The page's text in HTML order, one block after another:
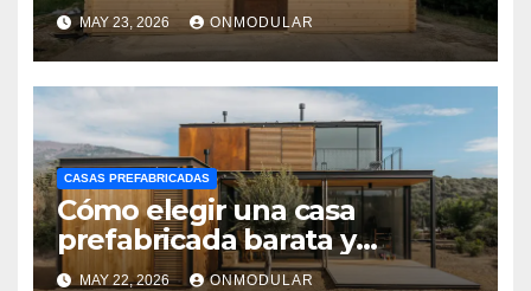
MAY 23, 2026 ONMODULAR
CASAS PREFABRICADAS
Cómo elegir una casa
prefabricada barata y
moderna
MAY 22, 2026 ONMODULAR